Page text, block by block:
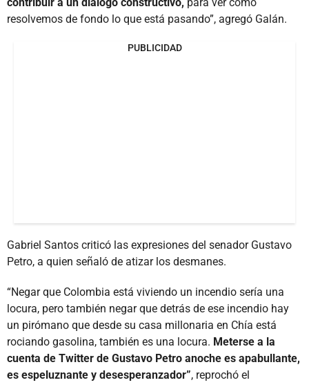
resolvemos de fondo lo que está pasando”, agregó Galán.
PUBLICIDAD
Gabriel Santos criticó las expresiones del senador Gustavo
Petro, a quien señaló de atizar los desmanes.
“Negar que Colombia está viviendo un incendio sería una
locura, pero también negar que detrás de ese incendio hay
un pirómano que desde su casa millonaria en Chía está
rociando gasolina, también es una locura. Meterse a la
cuenta de Twitter de Gustavo Petro anoche es apabullante,
es espeluznante y desesperanzador”, reprochó el